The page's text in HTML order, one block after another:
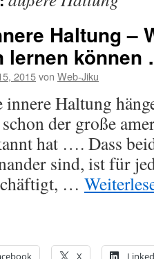
Haltung –
lernen
2015von Web-Jiku
innere Haltung
der große
hat …. Dass
sind, ist für
…
X